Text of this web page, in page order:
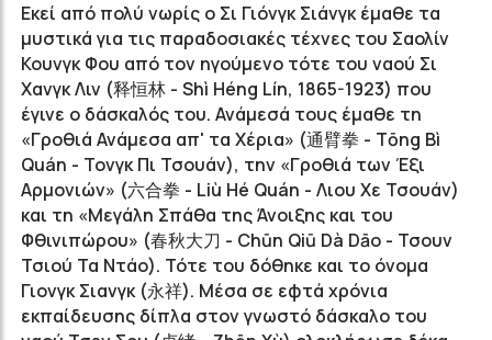
Εκεί από πολύ νωρίς o Σι Γιόνγκ Σιάνγκ έμαθε τα
μυστικά για τις παραδοσιακές τέχνες του Σαολίν
Κουνγκ Φου από τον ηγούμενο τότε του ναού Σι
Χανγκ Λιν (释恒林 - Shì Héng Lín, 1865-1923) που
έγινε ο δάσκαλός του. Ανάμεσά τους έμαθε τη
«Γροθιά Ανάμεσα απ' τα Χέρια» (通臂拳 - Tōng Bì
Quán - Τονγκ Πι Τσουάν), την «Γροθιά των Έξι
Αρμονιών» (六合拳 - Liù Hé Quán - Λιου Χε Τσουάν)
και τη «Μεγάλη Σπάθα της Άνοιξης και του
Φθινιπώρου» (春秋大刀 - Chūn Qiū Dà Dāo - Τσουν
Τσιού Τα Ντάο). Τότε του δόθηκε και το όνομα
Γιονγκ Σιανγκ (永祥). Μέσα σε εφτά χρόνια
εκπαίδευσης δίπλα στον γνωστό δάσκαλο του